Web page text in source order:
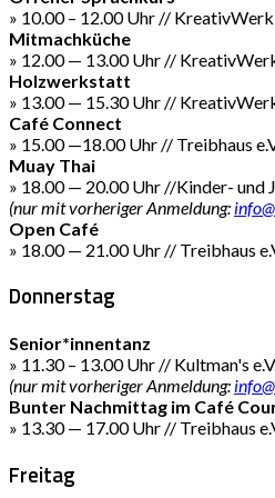
» 10.00 – 12.00 Uhr //
Mitmachküche
» 12.00 — 13.00 Uhr //
Holzwerkstatt
» 13.00 — 15.30 Uhr //
Café Connect
» 15.00 —18.00 Uhr // Treibhaus
Muay Thai
» 18.00 — 20.00 Uhr //Kinder-
(nur mit vorheriger Anmeldung:
Open Café
» 18.00 — 21.00 Uhr // Treibhaus
Donnerstag
Senior*innentanz
» 11.30 – 13.00 Uhr // Kultman's
(nur mit vorheriger Anmeldung:
Bunter Nachmittag im Café
» 13.30 — 17.00 Uhr // Treibhaus
Freitag